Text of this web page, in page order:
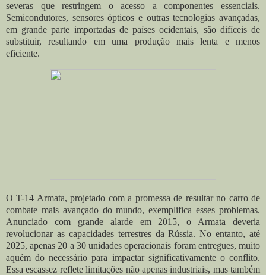
severas que restringem o acesso a componentes essenciais.
Semicondutores, sensores ópticos e outras tecnologias avançadas,
em grande parte importadas de países ocidentais, são difíceis de
substituir, resultando em uma produção mais lenta e menos
eficiente.
O T-14 Armata, projetado com a promessa de resultar no carro de
combate mais avançado do mundo, exemplifica esses problemas.
Anunciado com grande alarde em 2015, o Armata deveria
revolucionar as capacidades terrestres da Rússia. No entanto, até
2025, apenas 20 a 30 unidades operacionais foram entregues, muito
aquém do necessário para impactar significativamente o conflito.
Essa escassez reflete limitações não apenas industriais, mas também